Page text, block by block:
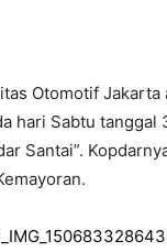
Otomotif
hari Sabtu
Santai”.